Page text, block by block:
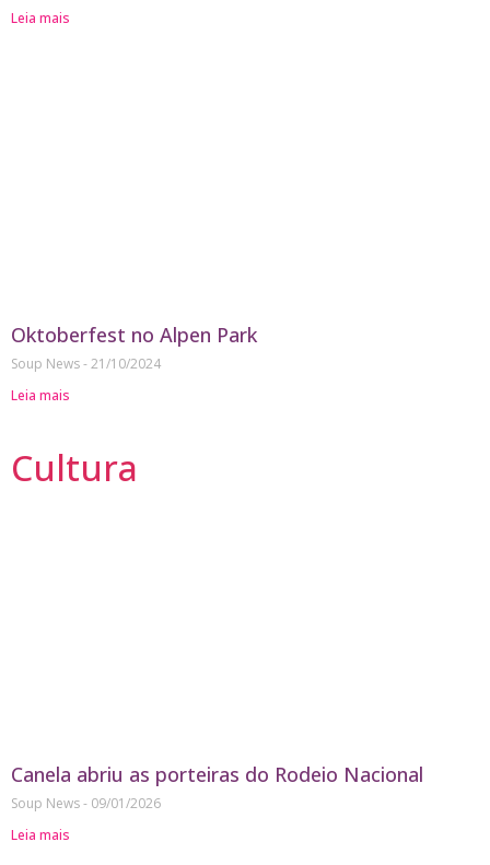
Leia mais
Oktoberfest no Alpen Park
Soup News 21/10/2024
Leia mais
Cultura
Canela abriu as porteiras do Rodeio Nacional
Soup News
09/01/2026
Leia mais